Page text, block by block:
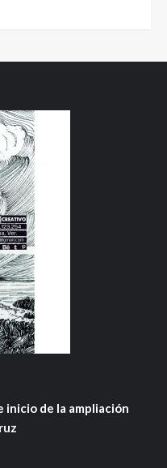
inicio de la ampliación